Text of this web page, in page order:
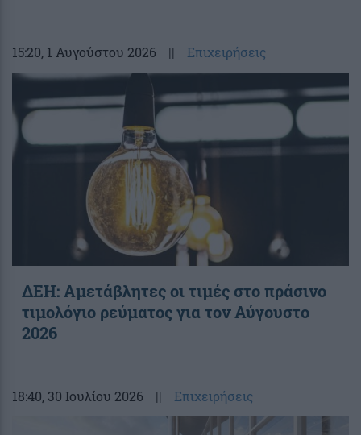
15:20, 1 Αυγούστου 2026 || Επιχειρήσεις
ΔΕΗ: Αμετάβλητες οι τιμές στο πράσινο
τιμολόγιο ρεύματος για τον Αύγουστο
2026
18:40, 30 Ιουλίου 2026 || Επιχειρήσεις